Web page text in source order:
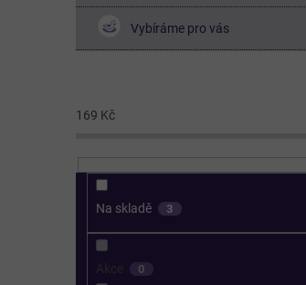
Vybíráme pro vás
169 Kč
Na skladě 3
0